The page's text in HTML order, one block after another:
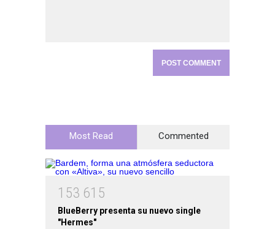
Most Read Commented
1 53 61 5
BlueBerry presenta su nuevo single
"Hermes"